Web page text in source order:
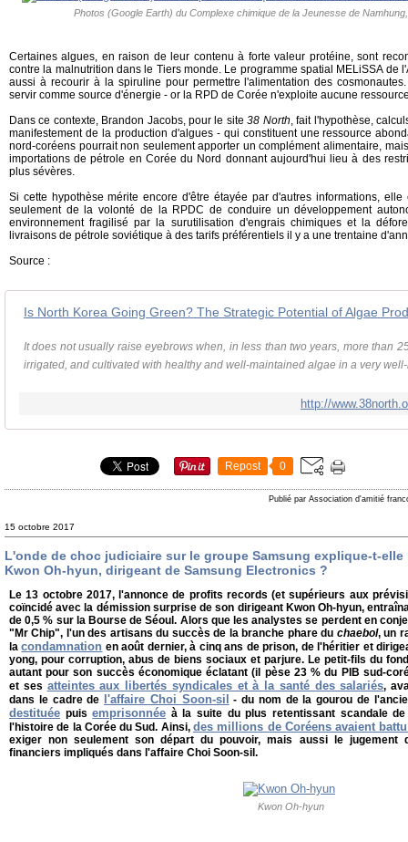
Photos (Google Earth) du Complexe chimique de la Jeunesse de
Certaines algues, en raison de leur contenu à forte valeur protéine, sont
contre la malnutrition dans le Tiers monde. Le programme spatial MELiSSA de
aussi à recourir à la spiruline pour permettre l'alimentation des
servir comme source d'énergie - or la RPD de Corée n'exploite aucune
Dans ce contexte, Brandon Jacobs, pour le site38 North, fait l'hypothèse,
manifestement de la production d'algues - qui constituent une ressource
nord-coréens pourrait non seulement apporter un complément alimentaire,
importations de pétrole en Corée du Nord donnant aujourd'hui lieu à des
plus sévères.
Si cette hypothèse mérite encore d'être étayée par d'autres informations,
seulement de la volonté de la RPDC de conduire un développement
environnement fragilisé par la surutilisation d'engrais chimiques et la
livraisons de pétrole soviétique à des tarifs préférentiels il y a une trentaine
Source :
It does not usually raise eyebrows when, in less than two years, more than
irrigated, and cultivated with healthy and well-maintained algae in a very
http://
Repost 0
Publié par Association d'amitié
15 octobre 2017
L'onde de choc judiciaire sur le groupe Samsung explique-t-
Kwon Oh-hyun, dirigeant de Samsung Electronics ?
Le 13 octobre 2017, l'annonce de profits records (et supérieurs aux
coïncidé avec la démission surprise de son dirigeant Kwon Oh-hyun,
de 0,5 % sur la Bourse de Séoul. Alors que les analystes se perdent en
"Mr Chip", l'un des artisans du succès de la branche phare du chaebol, un
lacondamnation en août dernier, à cinq ans de prison, de l'héritier et
yong, pour corruption, abus de biens sociaux et parjure. Le petit-fils du
autant pour son succès économique éclatant (il pèse 23 % du PIB sud-
et ses atteintes aux libertés syndicales et à la santé des salariés,
dans le cadre de l'affaire Choi Soon-sil - du nom de la gourou de
destituée puisemprisonnée à la suite du plus retentissant scandale
l'histoire de la Corée du Sud. Ainsi, des millions de Coréens avaient
exiger non seulement son départ du pouvoir, mais aussi le jugement
financiers impliqués dans l'affaire Choi Soon-sil.
Kwon Oh-hyun